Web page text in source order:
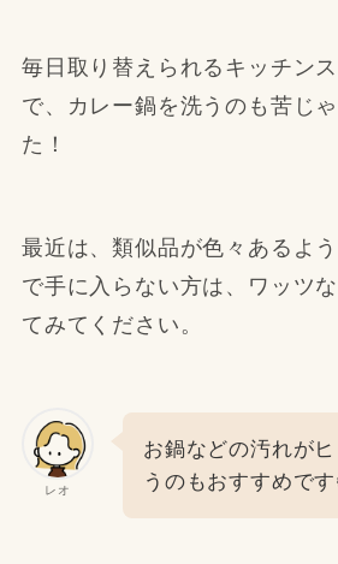
毎日取り替えられるキッチン
で、カレー鍋を洗うのも苦じ
た！
最近は、類似品が色々あるよ
で手に入らない方は、ワッツ
てみてください。
レオ
お鍋などの汚れが
うのもおすすめです